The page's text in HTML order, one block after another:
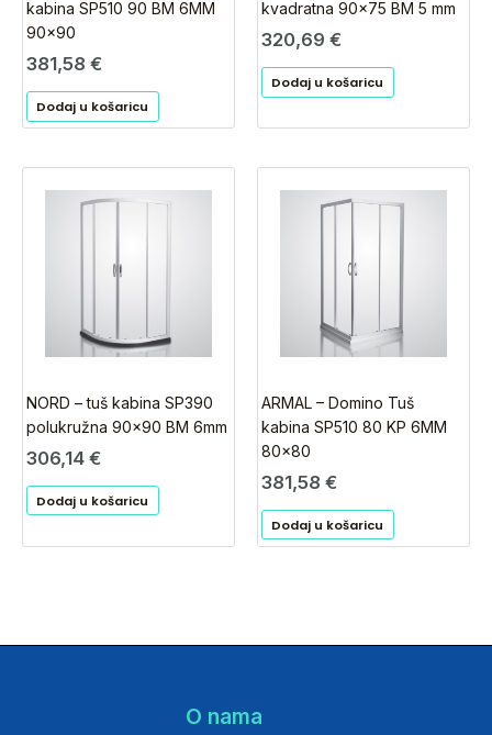
kabina SP510 90 BM 6MM
90×90
381,58 €
Dodaj u košaricu
kvadratna 90×75 BM 5 mm
320,69 €
Dodaj u košaricu
NORD – tuš kabina SP390
polukružna 90×90 BM 6mm
306,14 €
Dodaj u košaricu
ARMAL – Domino Tuš
kabina SP510 80 KP 6MM
80×80
381,58 €
Dodaj u košaricu
O nama